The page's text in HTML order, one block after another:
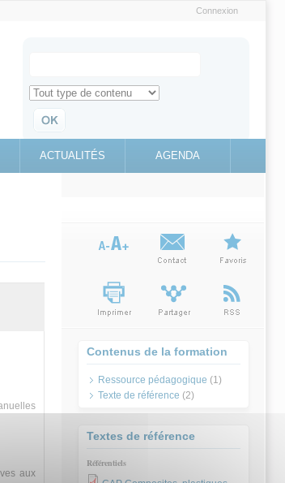
Connexion
Search for
Retrouvez toute l'information sur le site education.gouv.fr
ACTUALITÉS AGENDA
aux
Contenus de la formation
Ressource pédagogique (1)
Texte de référence (2)
Textes de référence
Référentiels